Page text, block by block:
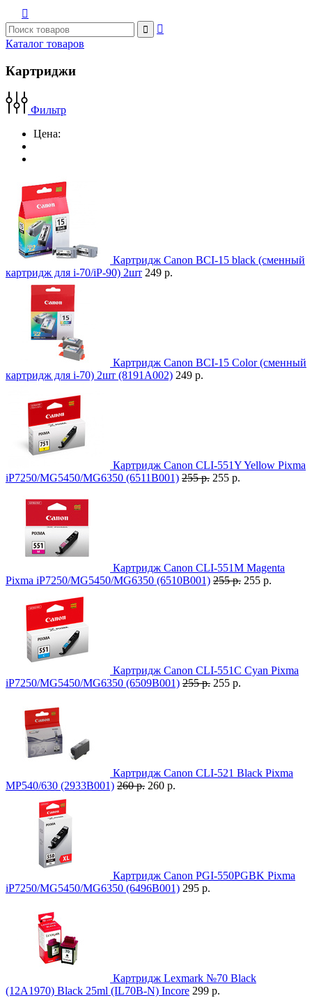



Каталог товаров
Картриджи
Фильтр
Цена:
Картридж Canon BCI-15 black (сменный
картридж для i-70/iP-90) 2шт 249 р.
Картридж Canon BCI-15 Color (сменный
картридж для i-70) 2шт (8191A002) 249 р.
Картридж Canon CLI-551Y Yellow Pixma
iP7250/MG5450/MG6350 (6511B001) 255 р. 255 р.
Картридж Canon CLI-551M Magenta
Pixma iP7250/MG5450/MG6350 (6510B001) 255 р. 255 р.
Картридж Canon CLI-551C Cyan Pixma
iP7250/MG5450/MG6350 (6509B001) 255 р. 255 р.
Картридж Canon CLI-521 Black Pixma
MP540/630 (2933B001) 260 р. 260 р.
Картридж Canon PGI-550PGBK Pixma
iP7250/MG5450/MG6350 (6496B001) 295 р.
Картридж Lexmark №70 Black
(12A1970) Black 25ml (IL70B-N) Incore 299 р.